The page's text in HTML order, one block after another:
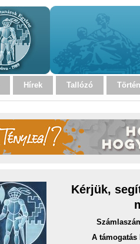
Hírek Tallózó
Kérjük,
A támogatás